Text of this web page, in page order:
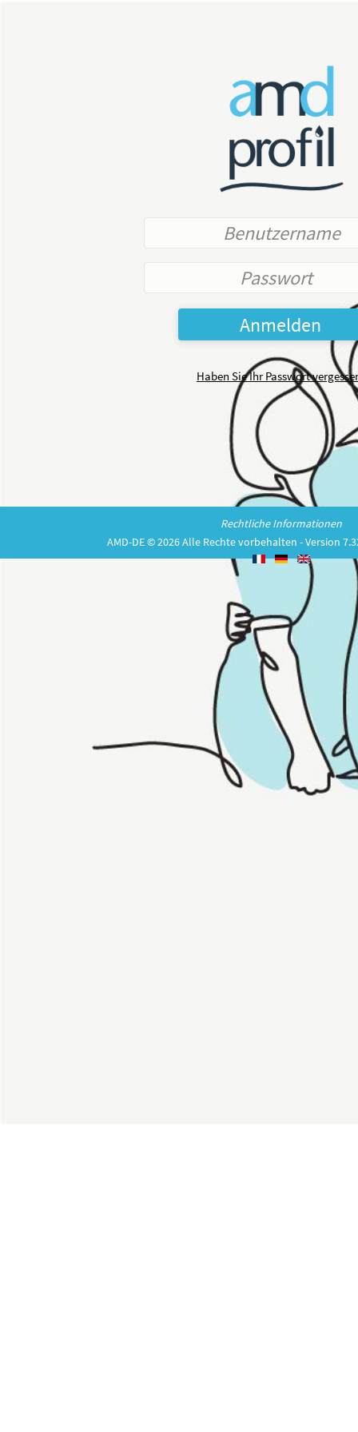
Anmelden
Haben Sie Ihr Passwort
Rechtliche Informationen
AMD-DE © 2026 Alle Rechte vorbehalten - Version